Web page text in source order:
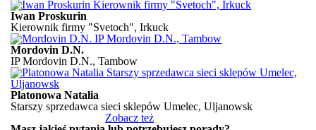
Iwan Proskurin
Kierownik firmy "Svetoch", Irkuck
Mordovin D.N.
IP Mordovin D.N., Tambow
Platonowa Natalia
Starszy sprzedawca sieci sklepów Umelec, Uljanowsk
Zobacz też